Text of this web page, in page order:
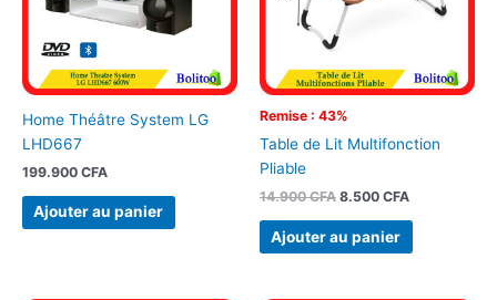
Home Théâtre System LG
LHD667
199.900 CFA
Ajouter au panier
Remise : 43%
Table de Lit Multifonction
Pliable
14.900CFA 8.500 CFA
Ajouter au panier